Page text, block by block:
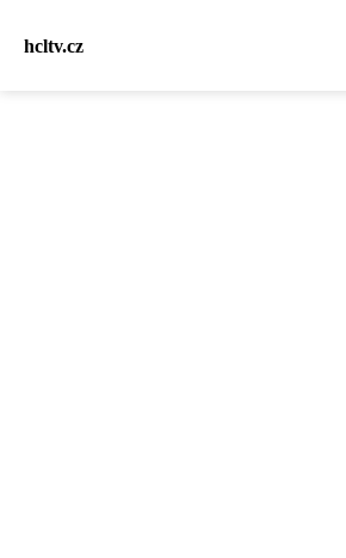
hcltv.cz